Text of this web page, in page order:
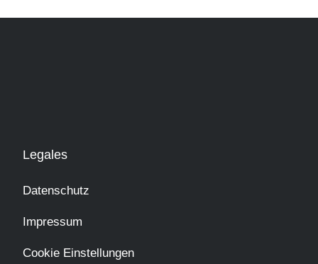
Legales
Datenschutz
Impressum
Cookie Einstellungen